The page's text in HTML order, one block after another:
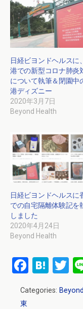
日経ビヨンドヘルスに
港での新型コロナ肺炎
について執筆＆閉園中
港ディズニー
2020年3月7日
Beyond Health
日経ビヨンドヘルスに
での自宅隔離体験記を
しました
2020年4月24日
Beyond Health
F
ce
H
e
T
tt
Categories:
東